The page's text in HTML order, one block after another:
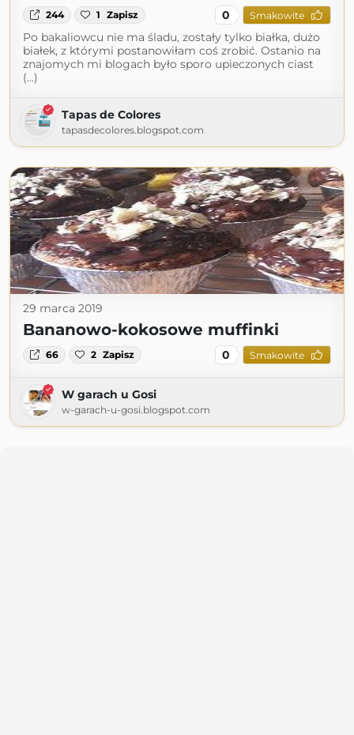
244 1 Zapisz 0 Smakowite
Po bakaliowcu nie ma śladu, zostały tylko białka, dużo
białek, z którymi postanowiłam coś zrobić. Ostanio na
znajomych mi blogach było sporo upieczonych ciast
(...)
Tapas de Colores
tapasdecolores.blogspot.com
29 marca 2019
Bananowo-kokosowe muffinki
66 2 Zapisz 0 Smakowite
W garach u Gosi
w-garach-u-gosi.blogspot.com